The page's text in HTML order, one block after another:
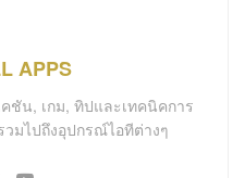
APPS
ชัน, เกม, ทิปและเทคนิคการ
มไปถึงอุปกรณ์ไอทีต่างๆ